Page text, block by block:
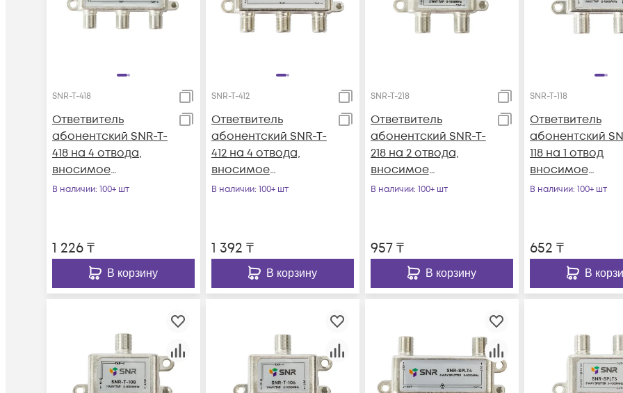
SNR-T-418
Ответвитель
абонентский SNR-T-
418 на 4 отвода,
вносимое
затухание IN-TAP
В наличии: 100+ шт
1 226₸
В корзину
SNR-T-412
Ответвитель
абонентский SNR-T-
412 на 4 отвода,
вносимое
затухание IN-TAP
В наличии: 100+ шт
1 392 ₸
В корзину
SNR-T-218
Ответвитель
абонентский SNR-T-
218 на 2 отвода,
вносимое
затухание IN-TAP
В наличии: 100+ шт
957₸
В корзину
SNR-T-118
Ответвитель
абонентский
118 на 1 отвод
вносимое
затухание IN-
В наличии: 100+ шт
652 ₸
В